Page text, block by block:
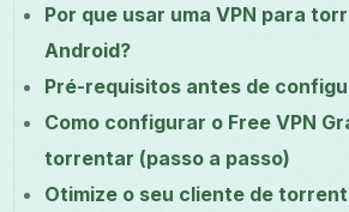
Por que usar uma VPN para
Android?
Pré-requisitos antes de
Como configurar o Free VPN
torrentar (passo a passo)
Otimize o seu cliente de